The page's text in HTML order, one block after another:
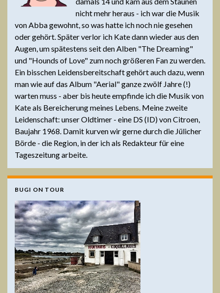
nicht mehr heraus - ich war die Musik
von Abba gewohnt, so was hatte ich noch nie gesehen
oder gehört. Später verlor ich Kate dann wieder aus den
Augen, um spätestens seit den Alben "The Dreaming"
und "Hounds of Love" zum noch größeren Fan zu werden.
Ein bisschen Leidensbereitschaft gehört auch dazu, wenn
man wie auf das Album "Aerial" ganze zwölf Jahre (!)
warten muss - aber bis heute empfinde ich die Musik von
Kate als Bereicherung meines Lebens. Meine zweite
Leidenschaft: unser Oldtimer - eine DS (ID) von Citroen,
Baujahr 1968. Damit kurven wir gerne durch die Jülicher
Börde - die Region, in der ich als Redakteur für eine
Tageszeitung arbeite.
BUGI ON TOUR